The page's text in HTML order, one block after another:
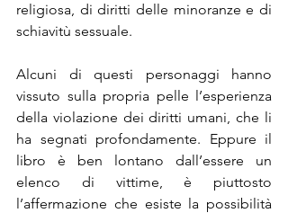
religiosa, di diritti delle minoranze e di
schiavitù sessuale.
Alcuni di questi personaggi hanno
vissuto sulla propria pelle l’esperienza
della violazione dei diritti umani, che li
ha segnati profondamente. Eppure il
libro è ben lontano dall’essere un
elenco di vittime, è piuttosto
l’affermazione che esiste la possibilità